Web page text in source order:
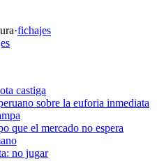
·fichajes
castiga
sobre la euforia inmediata
que el mercado no espera
no jugar